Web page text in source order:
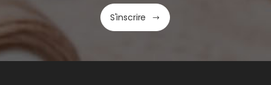
S'inscrire